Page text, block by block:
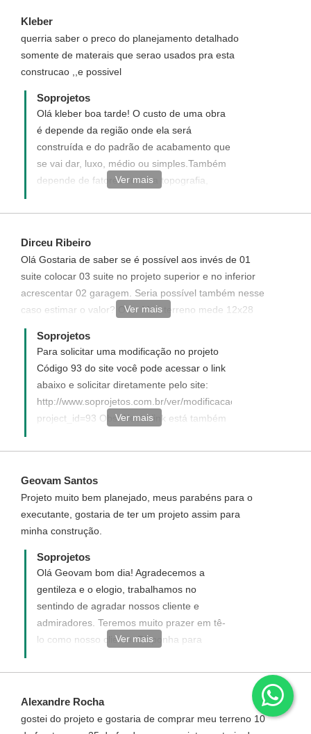
construção sem valores unitários,
entregues em arquivo .xls do Excel para
maior comodidade. Você inclui os valores
dos materiais da sua cidade e a planilha
calcula automaticamente o valor total.
Sugerimos que adquira o orçamento
quantitativo de material para um valor exato
dos custos que terá para construir essa
Kleber
querria saber o preco do planejamento detalhado
somente de materais que serao usados pra esta
construcao ,,e possivel
Soprojetos
Olá kleber boa tarde! O custo de uma obra
é depende da região onde ela será
construída e do padrão de acabamento que
se vai dar, luxo, médio ou simples.Também
depende de fatores como a topografia,
Veja no link abaixo como adquirir seu
Disponha para quaisquer duvida,
Ver mais
Dirceu Ribeiro
Olá Gostaria de saber se é possível aos invés de 01
suite colocar 03 suite no projeto superior e no inferior
acrescentar 02 garagem. Seria possível também nesse
caso estimar o valor? Obs: Meu terreno mede 12x28
No aguardo do vosso retorno. Boa noite.
Ver mais
Soprojetos
Para solicitar uma modificação no projeto
Código 93 do site você pode acessar o link
abaixo e solicitar diretamente pelo site:
http://www.soprojetos.com.br/ver/modificacao?
project_id=93 Obs: Neste link está também
e execução do serviço.
Ver mais
Geovam Santos
Projeto muito bem planejado, meus parabéns para o
executante, gostaria de ter um projeto assim para
minha construção.
Soprojetos
Olá Geovam bom dia! Agradecemos a
gentileza e o elogio, trabalhamos no
sentindo de agradar nossos cliente e
admiradores. Teremos muito prazer em tê-
lo como nosso cliente. Disponha para
Ver mais
Alexandre Rocha
gostei do projeto e gostaria de comprar meu terreno 10